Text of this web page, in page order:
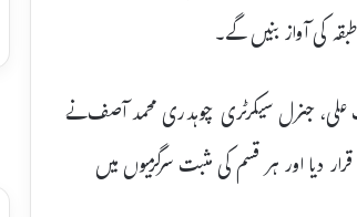
کی آواز بنیں گے۔
علی، جنرل سیکرٹری چوہدری محمد آصف نے
دیا اور ہر قسم کی مثبت سرگرمیوں میں